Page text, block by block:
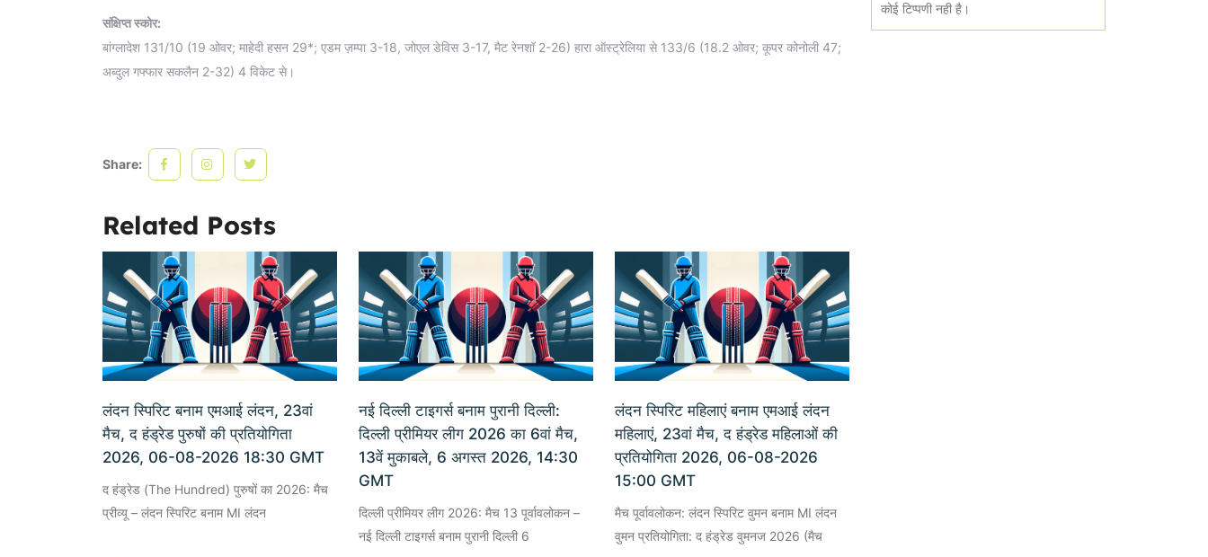
संक्षिप्त स्कोर:
बांग्लादेश 131/10 (19 ओवर; माहेदी हसन 29*; एडम ज़म्पा 3-18, जोएल डेविस 3-17, मैट रेनशॉ 2-26) हारा ऑस्ट्रेलिया से 133/6 (18.2 ओवर; कूपर कोनोली 47;
अब्दुल गफ्फार सकलैन 2-32) 4 विकेट से।
Share:
Related Posts
लंदन स्पिरिट बनाम एमआई लंदन, 23वां
मैच, द हंड्रेड पुरुषों की प्रतियोगिता
2026, 06-08-2026 18:30 GMT
द हंड्रेड (The Hundred) पुरुषों का 2026: मैच
प्रीव्यू – लंदन स्पिरिट बनाम MI लंदन
नई दिल्ली टाइगर्स बनाम पुरानी दिल्ली:
दिल्ली प्रीमियर लीग 2026 का 6वां मैच,
13वें मुकाबले, 6 अगस्त 2026, 14:30
GMT
दिल्ली प्रीमियर लीग 2026: मैच 13 पूर्वावलोकन –
नई दिल्ली टाइगर्स बनाम पुरानी दिल्ली 6
लंदन स्पिरिट महिलाएं बनाम एमआई लंदन
महिलाएं, 23वां मैच, द हंड्रेड महिलाओं की
प्रतियोगिता 2026, 06-08-2026
15:00 GMT
मैच पूर्वावलोकन: लंदन स्पिरिट वुमन बनाम MI लंदन
वुमन प्रतियोगिता: द हंड्रेड वुमनज 2026 (मैच
कोई टिप्पणी नही है।